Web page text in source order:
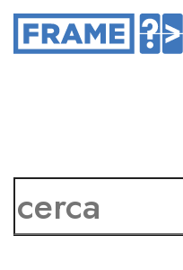
TUTTI I
POSSIBILI
CON
Telmo Pievani